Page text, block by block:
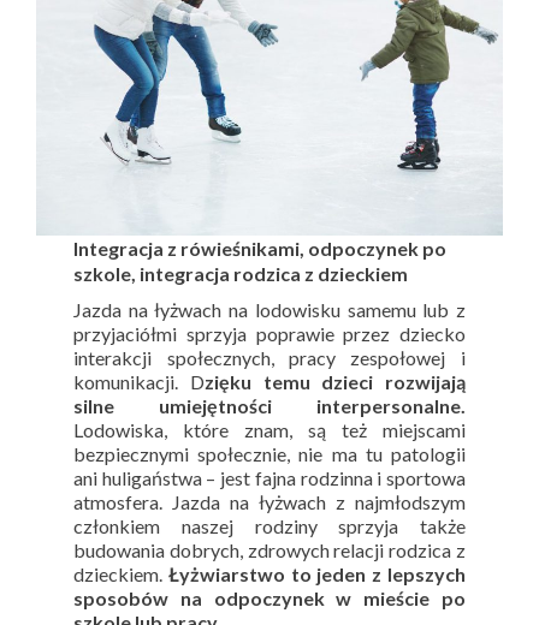
Integracja z rówieśnikami, odpoczynek po
szkole, integracja rodzica z dzieckiem
Jazda na łyżwach na lodowisku samemu lub z
przyjaciółmi sprzyja poprawie przez dziecko
interakcji społecznych, pracy zespołowej i
komunikacji. Dzięku temu dzieci rozwijają
silne umiejętności interpersonalne.
Lodowiska, które znam, są też miejscami
bezpiecznymi społecznie, nie ma tu patologii
ani huligaństwa – jest fajna rodzinna i sportowa
atmosfera. Jazda na łyżwach z najmłodszym
członkiem naszej rodziny sprzyja także
budowania dobrych, zdrowych relacji rodzica z
dzieckiem. Łyżwiarstwo to jeden z lepszych
sposobów na odpoczynek w mieście po